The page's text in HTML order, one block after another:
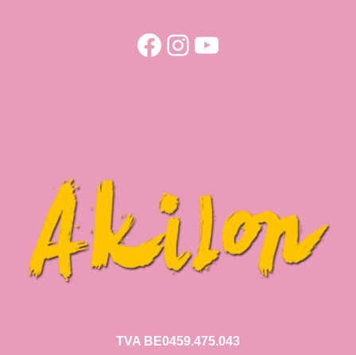
Facebook
Instagram
YouTube
TVA BE0459.475.043